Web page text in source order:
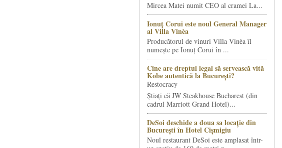
Mircea Matei numit CEO al cramei La...
Ionuț Corui este noul General Manager
al Villa Vinèa
Producătorul de vinuri Villa Vinèa îl
numește pe Ionuț Corui în ...
Cine are dreptul legal să servească vită
Kobe autentică la București?
Restocracy
Știați că JW Steakhouse Bucharest (din
cadrul Marriott Grand Hotel)...
DeSoi deschide a doua sa locație din
București în Hotel Cișmigiu
Noul restaurant DeSoi este amplasat într-